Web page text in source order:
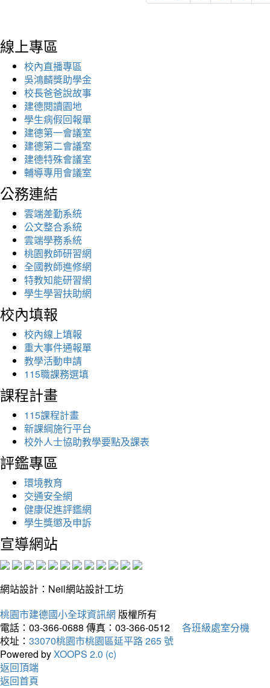
線上專區
校內直播專區
吳鴻麟獎助學金
校長爸爸說故事
建德閱讀園地
學生病假回報單
建德第一會議室
建德第二會議室
建德特殊會議室
輔導專用會議室
公務連結
雲端差勤系統
公文整合系統
雲端學務系統
桃園教師研習網
全國教師進修網
特教知能研習網
學生學習扶助網
校內填報
校內線上填報
重大事件通報單
教學活動申請
115職課務選填
課程計畫
115課程計畫
新課綱施行平台
校外人士協助教學要點及課表
評鑑專區
環境教育
交通安全網
健康促進評鑑網
學生獎懲及申訴
宣導網站
網站設計：Neil網站設計工坊
桃園市建德國小全球資訊網 版權所有
電話：03-366-0688 傳真：03-366-0512
各班級處室分機
校址： 33070桃園市桃園區延平路 265 號
Powered byXOOPS 2.0 (c)
返回頂端
返回首頁